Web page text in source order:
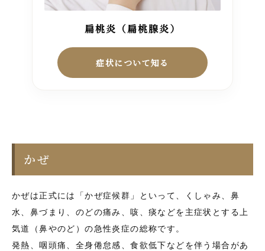
扁桃炎（扁桃腺炎）
症状について知る
かぜ
かぜは正式には「かぜ症候群」といって、くしゃみ、鼻
水、鼻づまり、のどの痛み、咳、痰などを主症状とする上
気道（鼻やのど）の急性炎症の総称です。
発熱、咽頭痛、全身倦怠感、食欲低下などを伴う場合があ